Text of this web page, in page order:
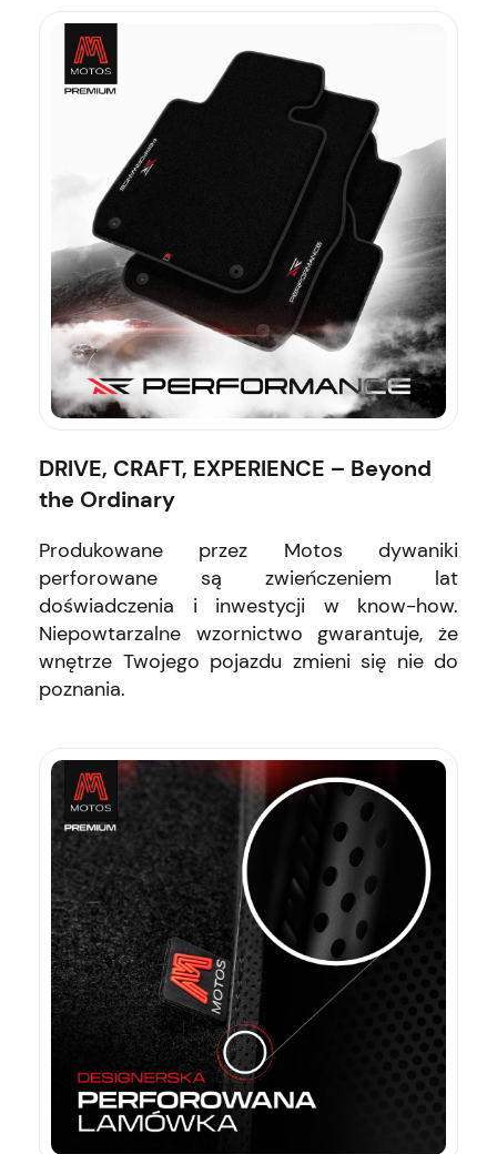
DRIVE, CRAFT, EXPERIENCE – Beyond
the Ordinary
Produkowane przez Motos dywaniki
perforowane są zwieńczeniem lat
doświadczenia i inwestycji w know-how.
Niepowtarzalne wzornictwo gwarantuje, że
wnętrze Twojego pojazdu zmieni się nie do
poznania.